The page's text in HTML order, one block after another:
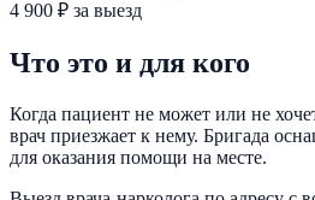
4 900 ₽ за выезд
Что это и для кого
Когда пациент не может или не
врач приезжает к нему. Бригада
для оказания помощи на месте.